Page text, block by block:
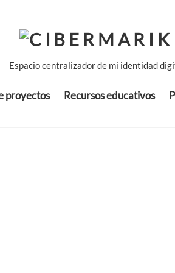
Espacio centralizador de mi identidad
proyectos Recursos educativos